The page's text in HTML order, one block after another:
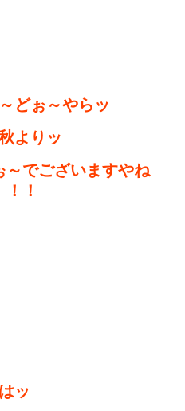
どぉ～やらッ
よりッ
～でございますやね
！！
ッ